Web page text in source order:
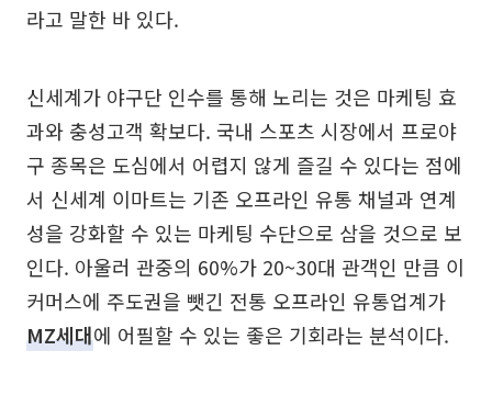
라고 말한 바 있다.
신세계가 야구단 인수를 통해 노리는 것은 마케팅 효
과와 충성고객 확보다. 국내 스포츠 시장에서 프로야
구 종목은 도심에서 어렵지 않게 즐길 수 있다는 점에
서 신세계 이마트는 기존 오프라인 유통 채널과 연계
성을 강화할 수 있는 마케팅 수단으로 삼을 것으로 보
인다. 아울러 관중의 60%가 20~30대 관객인 만큼 이
커머스에 주도권을 뺏긴 전통 오프라인 유통업계가
MZ세대에 어필할 수 있는 좋은 기회라는 분석이다.